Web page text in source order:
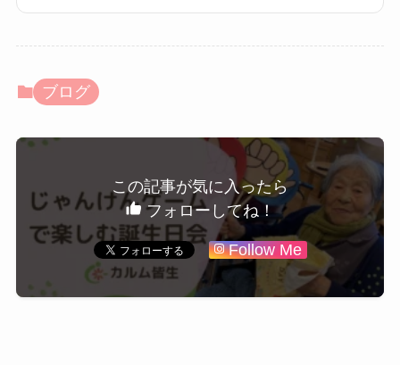
ブログ
この記事が気に入ったら
フォローしてね！
Follow Me